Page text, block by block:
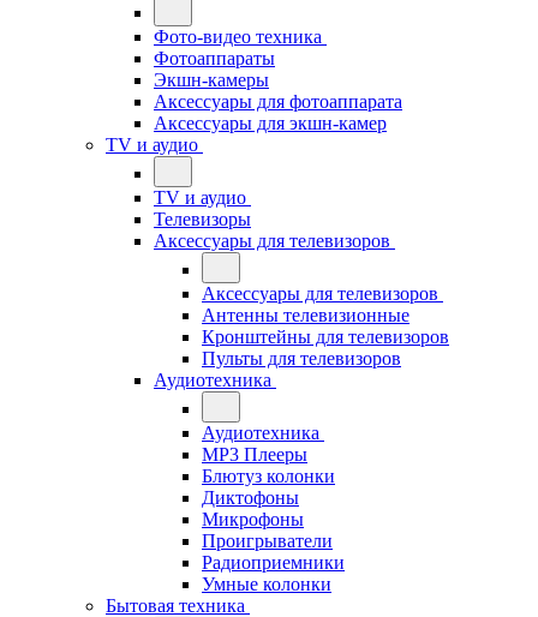
Фото-видео техника
Фотоаппараты
Экшн-камеры
Аксессуары для фотоаппарата
Аксессуары для экшн-камер
TV и аудио
TV и аудио
Телевизоры
Аксессуары для телевизоров
Аксессуары для телевизоров
Антенны телевизионные
Кронштейны для телевизоров
Пульты для телевизоров
Аудиотехника
Аудиотехника
MP3 Плееры
Блютуз колонки
Диктофоны
Микрофоны
Проигрыватели
Радиоприемники
Умные колонки
Бытовая техника